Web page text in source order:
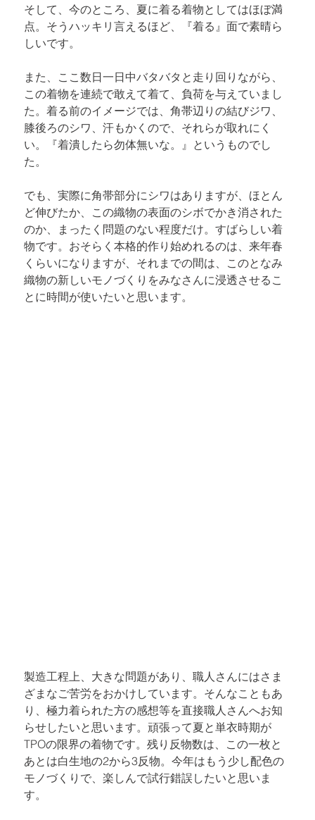
そして、今のところ、夏に着る着物としてはほぼ満
点。そうハッキリ言えるほど、『着る』面で素晴ら
しいです。
また、ここ数日一日中バタバタと走り回りながら、
この着物を連続で敢えて着て、負荷を与えていまし
た。着る前のイメージでは、角帯辺りの結びジワ、
膝後ろのシワ、汗もかくので、それらが取れにく
い。『着潰したら勿体無いな。』というものでし
た。
でも、実際に角帯部分にシワはありますが、ほとん
ど伸びたか、この織物の表面のシボでかき消された
のか、まったく問題のない程度だけ。すばらしい着
物です。おそらく本格的作り始めれるのは、来年春
くらいになりますが、それまでの間は、このとなみ
織物の新しいモノづくりをみなさんに浸透させるこ
とに時間が使いたいと思います。
製造工程上、大きな問題があり、職人さんにはさま
ざまなご苦労をおかけしています。そんなこともあ
り、極力着られた方の感想等を直接職人さんへお知
らせしたいと思います。頑張って夏と単衣時期が
TPOの限界の着物です。残り反物数は、この一枚と
あとは白生地の2から3反物。今年はもう少し配色の
モノづくりで、楽しんで試行錯誤したいと思いま
す。